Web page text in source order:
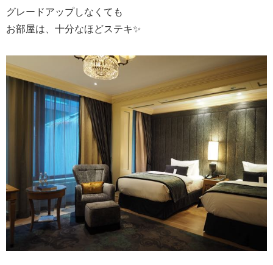
グレードアップしなくても
お部屋は、十分なほどステキ✨